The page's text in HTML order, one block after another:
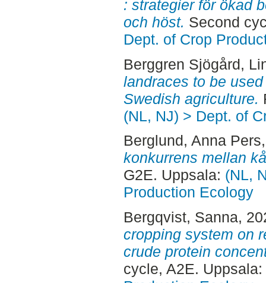
: strategier för ökad
och höst. Second
Dept. of Crop
Berggren Sjögård,
landraces to be
Swedish agriculture.
(NL, NJ) > Dept. of
Berglund, Anna Pers
konkurrens mellan
G2E. Uppsala: (NL,
Production Ecology
Bergqvist, Sanna,
cropping system on
crude protein
cycle, A2E. Uppsala: